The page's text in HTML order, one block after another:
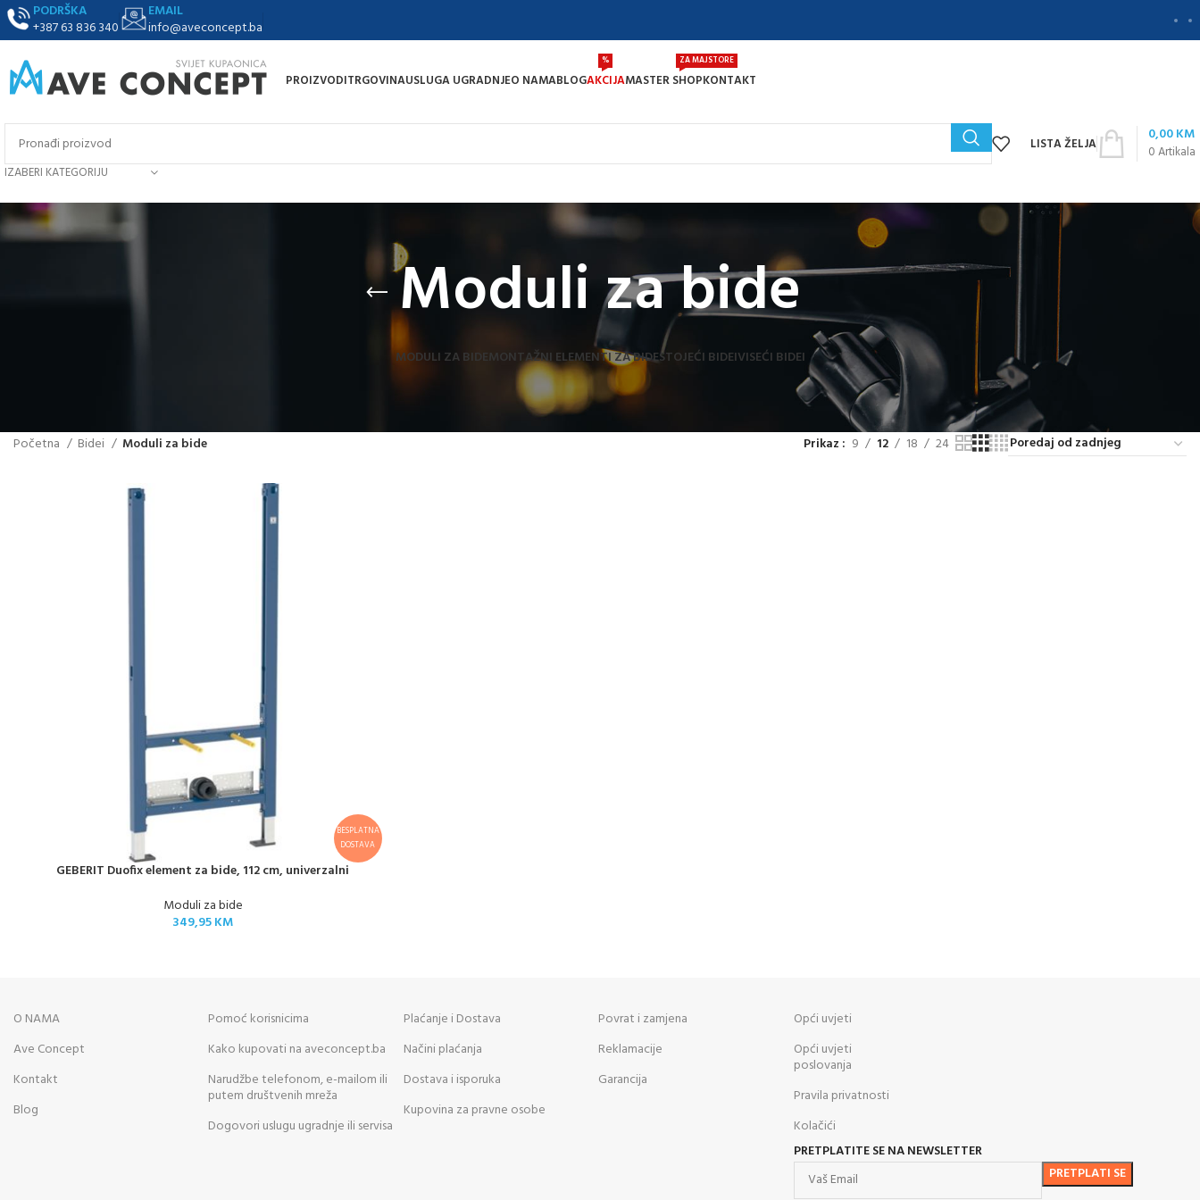
PODRŠKA
+387 63 836 340
EMAIL
info@aveconcept.ba
PROIZVODITRGOVINAUSLUGA UGRADNJEO NAMABLOGAKCIJA
%
MASTER SHOP
ZA MAJSTORE
KONTAKT
IZABERI KATEGORIJU
LISTA ŽELJA 0Artikala
0,00KM
Moduli za bide
MODULI ZA BIDEMONTAŽNI ELEMENTI ZA BIDESTOJEĆI BIDEIVISEĆI BIDEI
Početna Bidei Moduli za bide Prikaz 9 12 18 24
BESPLATNA
DOSTAVA
GEBERIT Duofix element za bide, 112 cm, univerzalni
Moduli za bide
349,95KM
O NAMA
Ave Concept
Kontakt
Blog
Pomoć korisnicima
Kako kupovati na aveconcept.ba
Narudžbe telefonom, e-mailom ili
putem društvenih mreža
Dogovori uslugu ugradnje ili servisa
Plaćanje i Dostava
Načini plaćanja
Dostava i isporuka
Kupovina za pravne osobe
Povrat i zamjena
Reklamacije
Garancija
Opći uvjeti
Opći uvjeti
poslovanja
Pravila privatnosti
Kolačići
PRETPLATITE SE NA NEWSLETTER